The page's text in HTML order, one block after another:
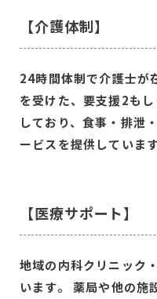
【介護体制】
24時間体制で介護士が
を受けた、要支援2も
しており、食事・排泄
ービスを提供しています
【医療サポート】
地域の内科クリニック
います。 薬局や他の施